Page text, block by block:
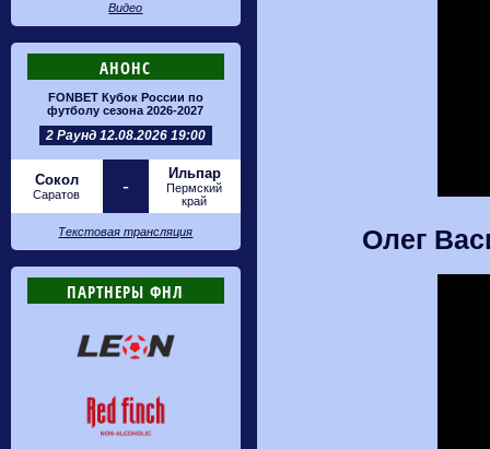
Видео
АНОНС
FONBET Кубок России по
футболу сезона 2026-2027
2 Раунд 12.08.2026 19:00
Сокол
Саратов -
Ильпар
Пермский
край
Текстовая трансляция
ПАРТНЕРЫ ФНЛ
Олег